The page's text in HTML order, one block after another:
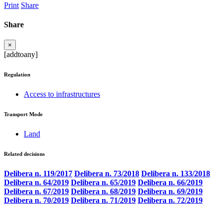
Print Share
Share
×
[addtoany]
Regulation
Access to infrastructures
Transport Mode
Land
Related decisions
Delibera n. 119/2017 Delibera n. 73/2018 Delibera n. 133/2018
Delibera n. 64/2019 Delibera n. 65/2019 Delibera n. 66/2019
Delibera n. 67/2019 Delibera n. 68/2019 Delibera n. 69/2019
Delibera n. 70/2019 Delibera n. 71/2019 Delibera n. 72/2019